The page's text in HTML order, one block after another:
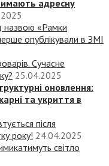
адресну
назвою «‎Рамки
опублікували в ЗМІ
Сучасне
25.04.2025
оновлення:
та укриття в
після
року! 24.04.2025
світло